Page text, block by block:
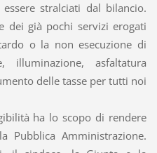
stralciati dal bilancio.
dei già pochi servizi erogati
o la non esecuzione di
illuminazione, asfaltatura
delle tasse per tutti noi
ha lo scopo di rendere
Pubblica Amministrazione.